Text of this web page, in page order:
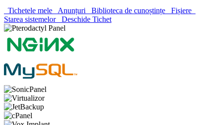
Tichetele mele Anunțuri Biblioteca de cunoștințe
Fișiere
Starea sistemelor
Deschide Tichet